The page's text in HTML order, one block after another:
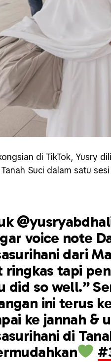
di TikTok, Yusry
Suci dalam satu
voice note
dari
ringkas tapi
did so well.”
ini terus
ke jannah &
di